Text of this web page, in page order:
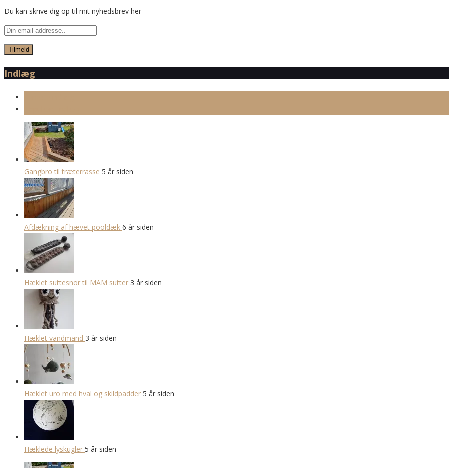
Du kan skrive dig op til mit nyhedsbrev her
Indlæg
Gangbro til træterrasse 5 år siden
Afdækning af hævet pooldæk 6 år siden
Hæklet suttesnor til MAM sutter 3 år siden
Hæklet vandmand 3 år siden
Hæklet uro med hval og skildpadder 5 år siden
Hæklede lyskugler 5 år siden